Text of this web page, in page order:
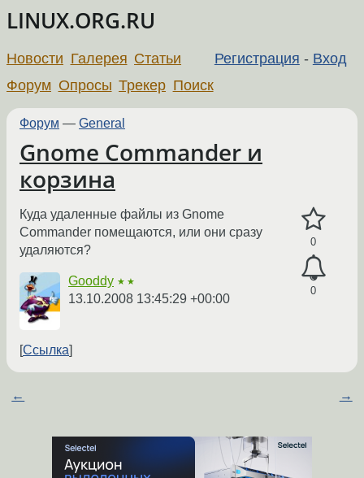
LINUX.ORG.RU
Регистрация - Вход
Новости Галерея Статьи
Форум Опросы Трекер Поиск
Форум — General
Gnome Commander и
корзина
0
0
Куда удаленные файлы из Gnome
Commander помещаются, или они сразу
удаляются?
Gooddy ★★
13.10.2008 13:45:29 +00:00
Ссылка
← →